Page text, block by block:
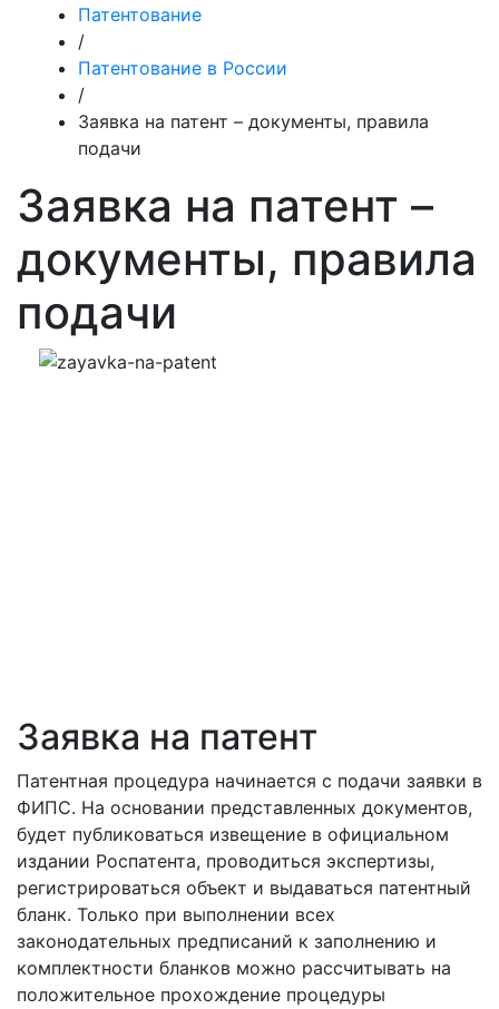
Патентование
/
Патентование в России
/
Заявка на патент – документы, правила
подачи
Заявка на патент –
документы, правила
подачи
Заявка на патент
Патентная процедура начинается с подачи заявки в
ФИПС. На основании представленных документов,
будет публиковаться извещение в официальном
издании Роспатента, проводиться экспертизы,
регистрироваться объект и выдаваться патентный
бланк. Только при выполнении всех
законодательных предписаний к заполнению и
комплектности бланков можно рассчитывать на
положительное прохождение процедуры